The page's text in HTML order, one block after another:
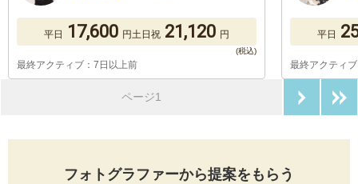
平日 17,600 円土日祝 21,120 円
最終アクティブ：7日以上前
平日
最終アクティ
ページ1
フォトグラファーから提案をもらう